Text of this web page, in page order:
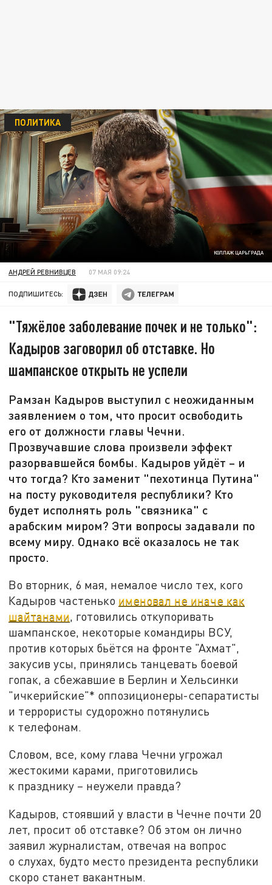
КОЛЛАЖ ЦАРЬГРАДА
ПОЛИТИКА
АНДРЕЙ РЕВНИВЦЕВ 07 МАЯ 09:24
ПОДПИШИТЕСЬ:
"Тяжёлое заболевание почек и не только":
Кадыров заговорил об отставке. Но
шампанское открыть не успели
Рамзан Кадыров выступил с неожиданным
заявлением о том, что просит освободить
его от должности главы Чечни.
Прозвучавшие слова произвели эффект
разорвавшейся бомбы. Кадыров уйдёт – и
что тогда? Кто заменит "пехотинца Путина"
на посту руководителя республики? Кто
будет исполнять роль "связника" с
арабским миром? Эти вопросы задавали по
всему миру. Однако всё оказалось не так
просто.
Во вторник, 6 мая, немалое число тех, кого
Кадыров частенько именовал не иначе как
шайтанами, готовились откупоривать
шампанское, некоторые командиры ВСУ,
против которых бьётся на фронте "Ахмат",
закусив усы, принялись танцевать боевой
гопак, а сбежавшие в Берлин и Хельсинки
"ичкерийские"* оппозиционеры-сепаратисты
и террористы судорожно потянулись
к телефонам.
Словом, все, кому глава Чечни угрожал
жестокими карами, приготовились
к празднику – неужели правда?
Кадыров, стоявший у власти в Чечне почти 20
лет, просит об отставке? Об этом он лично
заявил журналистам, отвечая на вопрос
о слухах, будто место президента республики
скоро станет вакантным.